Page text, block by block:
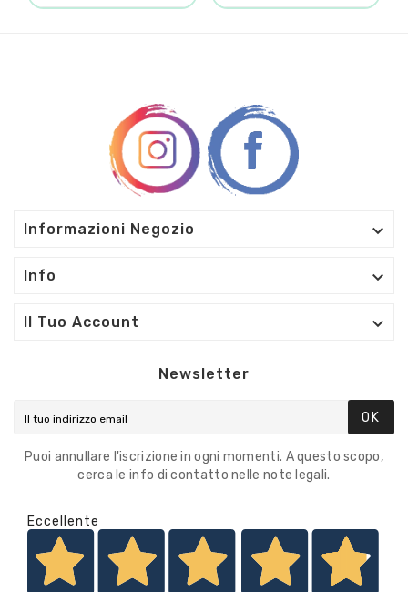
Informazioni Negozio 
Info 
Il Tuo Account 
Newsletter
OK
Puoi annullare l'iscrizione in ogni momenti. A questo scopo,
cerca le info di contatto nelle note legali.
Eccellente